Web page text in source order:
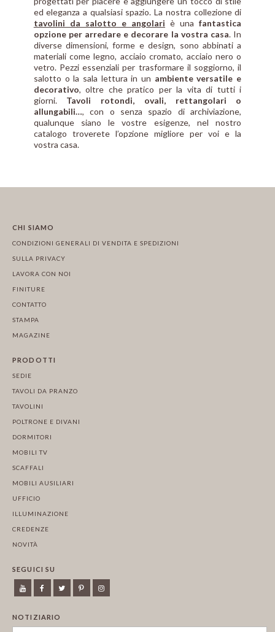
ed eleganza a qualsiasi spazio. La nostra collezione di
tavolini da salotto e angolari è unafantastica
opzione per arredare e decorare la vostra casa. In
diverse dimensioni, forme e design, sono abbinati a
materiali come legno, acciaio cromato, acciaio nero o
vetro. Pezzi essenziali per trasformare il soggiorno, il
salotto o la sala lettura in un ambiente versatile e
decorativo, oltre che pratico per la vita di tutti i
giorni. Tavoli rotondi, ovali, rettangolari o
allungabili…, con o senza spazio di archiviazione,
qualunque siano le vostre esigenze, nel nostro
catalogo troverete l’opzione migliore per voi e la
vostra casa.
CHI SIAMO
CONDIZIONI GENERALI DI VENDITA E SPEDIZIONI
SULLA PRIVACY
LAVORA CON NOI
FINITURE
CONTATTO
STAMPA
MAGAZINE
PRODOTTI
SEDIE
TAVOLI DA PRANZO
TAVOLINI
POLTRONE E DIVANI
DORMITORI
MOBILI TV
SCAFFALI
MOBILI AUSILIARI
UFFICIO
ILLUMINAZIONE
CREDENZE
NOVITÀ
SEGUICI SU
NOTIZIARIO